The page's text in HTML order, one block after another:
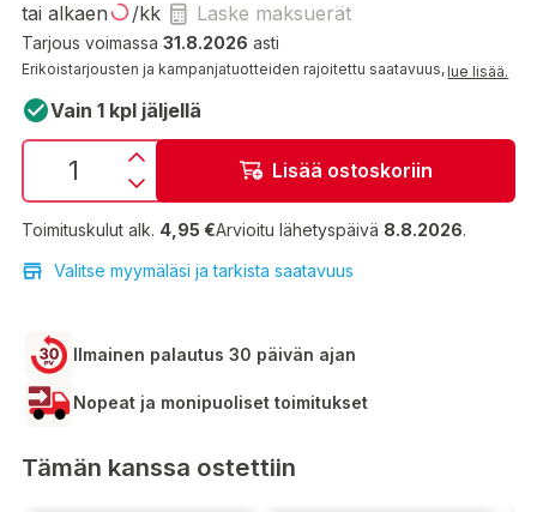
tai alkaen /kk Laske maksuerät
Tarjous voimassa 31.8.2026 asti
Erikoistarjousten ja kampanjatuotteiden rajoitettu saatavuus,lue lisää.
Vain 1 kpl jäljellä
Lisää ostoskoriin
Toimituskulut alk. 4,95 €Arvioitu lähetyspäivä 8.8.2026.
Valitse myymäläsi ja tarkista saatavuus
Ilmainen palautus 30 päivän ajan
Nopeat ja monipuoliset toimitukset
Tämän kanssa ostettiin